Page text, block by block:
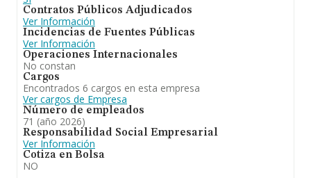
Contratos Públicos Adjudicados
Ver Información
Incidencias de Fuentes Públicas
Ver Información
Operaciones Internacionales
No constan
Cargos
Encontrados 6 cargos en esta empresa
Ver cargos de Empresa
Número de empleados
71 (año 2026)
Responsabilidad Social Empresarial
Ver Información
Cotiza en Bolsa
NO